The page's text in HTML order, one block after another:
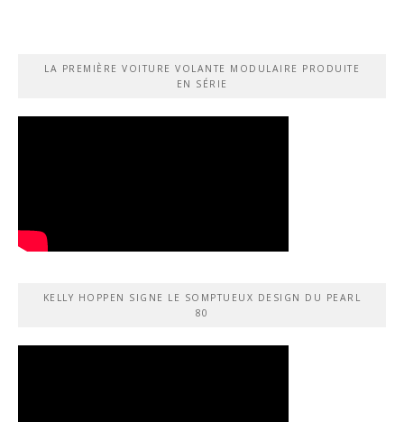
LA PREMIÈRE VOITURE VOLANTE MODULAIRE PRODUITE
EN SÉRIE
KELLY HOPPEN SIGNE LE SOMPTUEUX DESIGN DU PEARL
80